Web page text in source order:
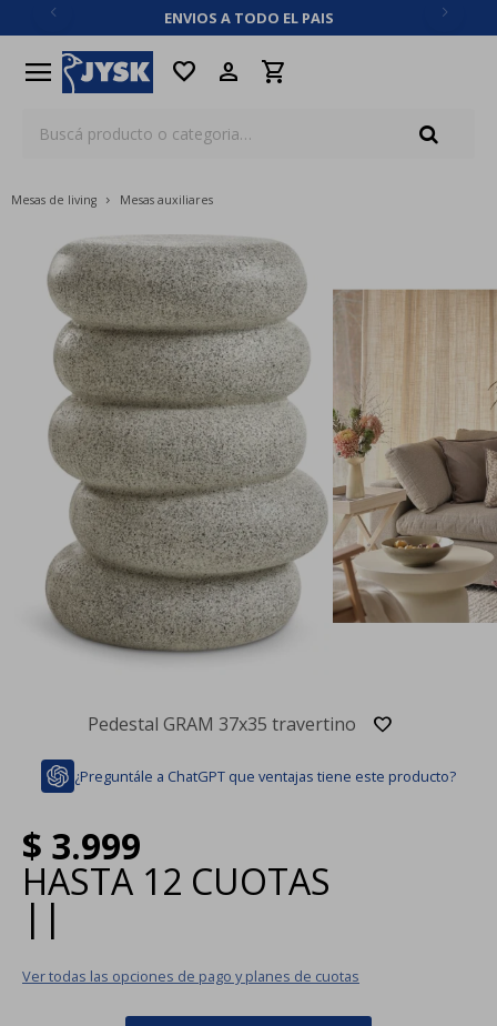
ENVIOS A TODO EL PAIS
menu favorite
Mesas de living Mesas auxiliares
Pedestal GRAM 37x35 travertino
¿Preguntále a ChatGPT que ventajas tiene este producto?
$ 3.999
HASTA 12 CUOTAS
| |
Ver todas las opciones de pago y planes de cuotas
close